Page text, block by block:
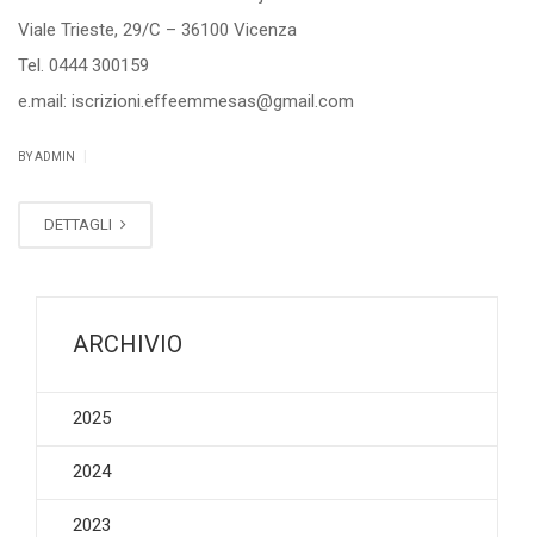
Viale Trieste, 29/C – 36100 Vicenza
Tel. 0444 300159
e.mail: iscrizioni.effeemmesas@gmail.com
BY ADMIN
DETTAGLI
ARCHIVIO
2025
2024
2023